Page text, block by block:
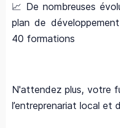
📈 De nombreuses
plan de
40 formations
N'attendez plus, votre
l’entreprenariat local et